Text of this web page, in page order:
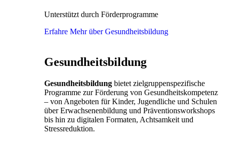
Unterstützt durch Förderprogramme
Erfahre Mehr über Gesundheitsbildung
Gesundheitsbildung
Gesundheitsbildung bietet zielgruppenspezifische
Programme zur Förderung von Gesundheitskompetenz
– von Angeboten für Kinder, Jugendliche und Schulen
über Erwachsenenbildung und Präventionsworkshops
bis hin zu digitalen Formaten, Achtsamkeit und
Stressreduktion.